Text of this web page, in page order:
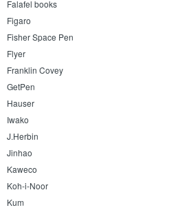
Falafel books
Figaro
Fisher Space Pen
Flyer
Franklin Covey
GetPen
Hauser
Iwako
J.Herbin
Jinhao
Kaweco
Koh-i-Noor
Kum